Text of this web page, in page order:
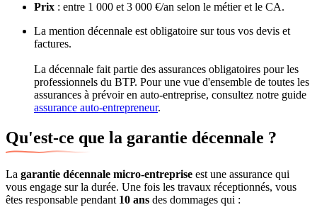
Prix : entre 1 000 et 3 000 €/an selon le métier et le CA.
La mention décennale est obligatoire sur tous vos devis et
factures.
La décennale fait partie des assurances obligatoires pour les
professionnels du BTP. Pour une vue d'ensemble de toutes les
assurances à prévoir en auto-entreprise, consultez notre guide
assurance auto-entrepreneur.
Qu'est-ce que la garantie décennale ?
La garantie décennale micro-entreprise est une assurance qui
vous engage sur la durée. Une fois les travaux réceptionnés, vous
êtes responsable pendant 10 ans des dommages qui :